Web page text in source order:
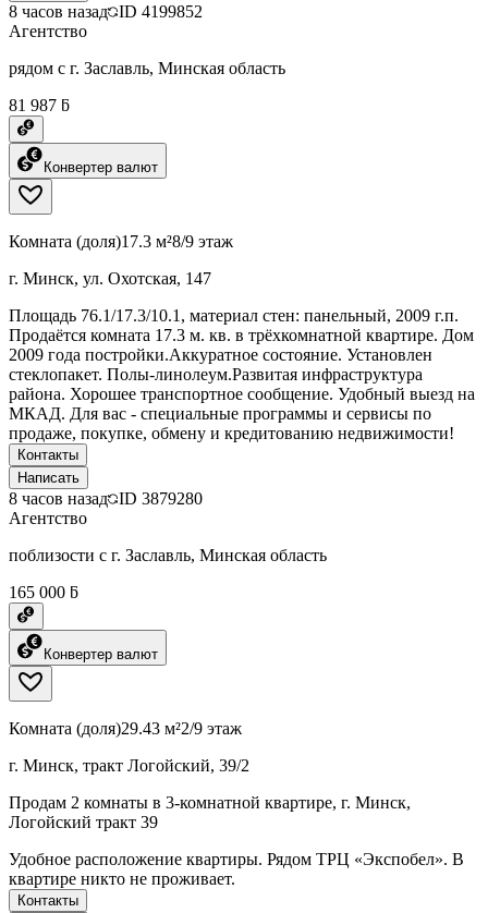
8 часов назад ID 4199852
Агентство
рядом с г. Заславль, Минская область
81 987 ƃ
Конвертер валют
Комната (доля)17.3 м²8/9 этаж
г. Минск, ул. Охотская, 147
Площадь 76.1/17.3/10.1, материал стен: панельный, 2009 г.п.
Продаётся комната 17.3 м. кв. в трёхкомнатной квартире. Дом
2009 года постройки.Аккуратное состояние. Установлен
стеклопакет. Полы-линолеум.Развитая инфраструктура
района. Хорошее транспортное сообщение. Удобный выезд на
МКАД. Для вас - специальные программы и сервисы по
продаже, покупке, обмену и кредитованию недвижимости!
Контакты
Написать
8 часов назад ID 3879280
Агентство
поблизости с г. Заславль, Минская область
165 000 ƃ
Конвертер валют
Комната (доля)29.43 м²2/9 этаж
г. Минск, тракт Логойский, 39/2
Продам 2 комнаты в 3-комнатной квартире, г. Минск,
Логойский тракт 39
Удобное расположение квартиры. Рядом ТРЦ «Экспобел». В
квартире никто не проживает.
Контакты